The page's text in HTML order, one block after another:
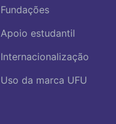
Fundações
Apoio estudantil
Internacionalização
Uso da marca UFU